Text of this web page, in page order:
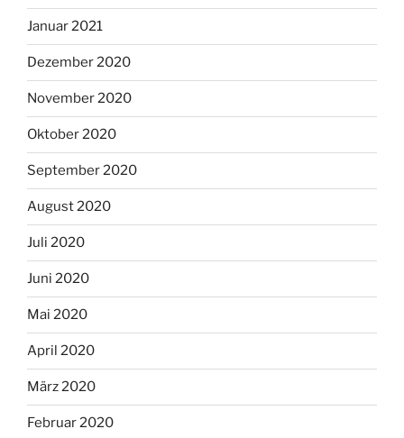
Januar 2021
Dezember 2020
November 2020
Oktober 2020
September 2020
August 2020
Juli 2020
Juni 2020
Mai 2020
April 2020
März 2020
Februar 2020